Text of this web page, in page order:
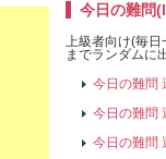
今日の難問
上級者向け(毎
までランダムに
今日の難問
今日の難問
今日の難問